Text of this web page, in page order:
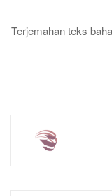
Terjemahan teks